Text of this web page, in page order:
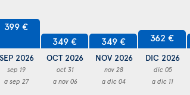
399 €
SEP 2026
sep 19
a sep 27
349 €
OCT 2026
oct 31
a nov 06
349 €
NOV 2026
nov 28
a dic 04
362 €
DIC 2026
dic 05
a dic 11